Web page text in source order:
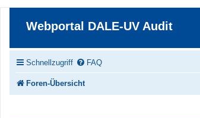
Webportal DALE-UV Audit
Schnellzugriff FAQ
Foren-Übersicht